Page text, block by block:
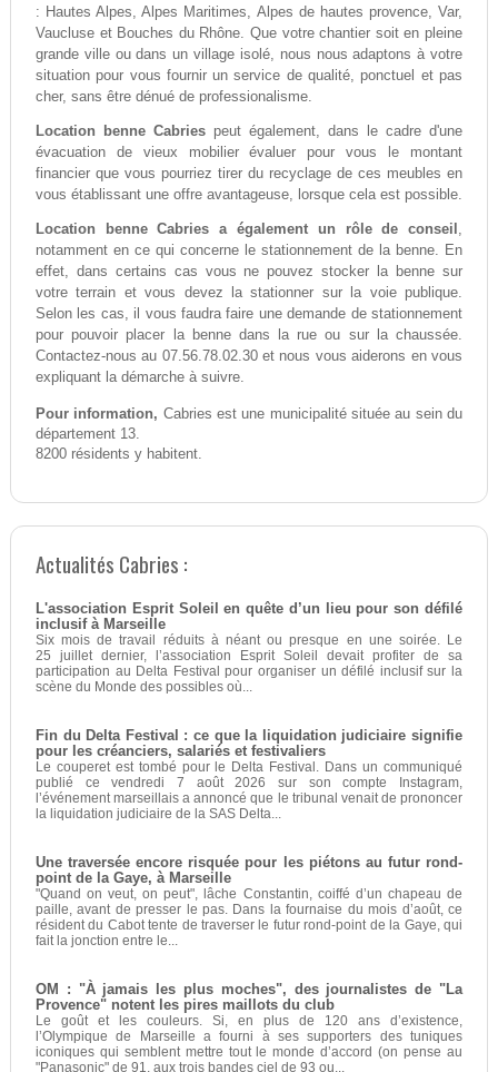
: Hautes Alpes, Alpes Maritimes, Alpes de hautes provence, Var,
Vaucluse et Bouches du Rhône. Que votre chantier soit en pleine
grande ville ou dans un village isolé, nous nous adaptons à votre
situation pour vous fournir un service de qualité, ponctuel et pas
cher, sans être dénué de professionalisme.
Location benne Cabriespeut également, dans le cadre d'une
évacuation de vieux mobilier évaluer pour vous le montant
financier que vous pourriez tirer du recyclage de ces meubles en
vous établissant une offre avantageuse, lorsque cela est possible.
Location benne Cabries a également un rôle de conseil ,
notamment en ce qui concerne le stationnement de la benne. En
effet, dans certains cas vous ne pouvez stocker la benne sur
votre terrain et vous devez la stationner sur la voie publique.
Selon les cas, il vous faudra faire une demande de stationnement
pour pouvoir placer la benne dans la rue ou sur la chaussée.
Contactez-nous au 07.56.78.02.30 et nous vous aiderons en vous
expliquant la démarche à suivre.
Pour information, Cabries est une municipalité située au sein du
département 13.
8200 résidents y habitent.
Actualités Cabries :
L'association Esprit Soleil en quête d’un lieu pour son défilé
inclusif à Marseille
Six mois de travail réduits à néant ou presque en une soirée. Le
25 juillet dernier, l’association Esprit Soleil devait profiter de sa
participation au Delta Festival pour organiser un défilé inclusif sur la
scène du Monde des possibles où...
Fin du Delta Festival : ce que la liquidation judiciaire signifie
pour les créanciers, salariés et festivaliers
Le couperet est tombé pour le Delta Festival. Dans un communiqué
publié ce vendredi 7 août 2026 sur son compte Instagram,
l’événement marseillais a annoncé que le tribunal venait de prononcer
la liquidation judiciaire de la SAS Delta...
Une traversée encore risquée pour les piétons au futur rond-
point de la Gaye, à Marseille
"Quand on veut, on peut", lâche Constantin, coiffé d’un chapeau de
paille, avant de presser le pas. Dans la fournaise du mois d’août, ce
résident du Cabot tente de traverser le futur rond-point de la Gaye, qui
fait la jonction entre le...
OM : "À jamais les plus moches", des journalistes de "La
Provence" notent les pires maillots du club
Le goût et les couleurs. Si, en plus de 120 ans d’existence,
l’Olympique de Marseille a fourni à ses supporters des tuniques
iconiques qui semblent mettre tout le monde d’accord (on pense au
"Panasonic" de 91, aux trois bandes ciel de 93 ou...